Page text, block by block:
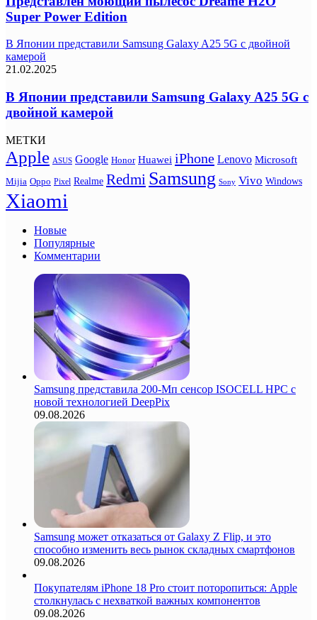
Super Power Edition
В Японии представили Samsung Galaxy A25 5G с двойной
камерой
21.02.2025
В Японии представили Samsung Galaxy A25 5G с
двойной камерой
МЕТКИ
Apple ASUS Google Honor Huawei iPhone Lenovo Microsoft
Mijia Oppo Pixel Realme Redmi Samsung Sony Vivo Windows
Xiaomi
Новые
Популярные
Комментарии
Samsung представила 200-Мп сенсор ISOCELL HPC с
новой технологией DeepPix
09.08.2026
Samsung может отказаться от Galaxy Z Flip, и это
способно изменить весь рынок складных смартфонов
09.08.2026
Покупателям iPhone 18 Pro стоит поторопиться: Apple
столкнулась с нехваткой важных компонентов
09.08.2026